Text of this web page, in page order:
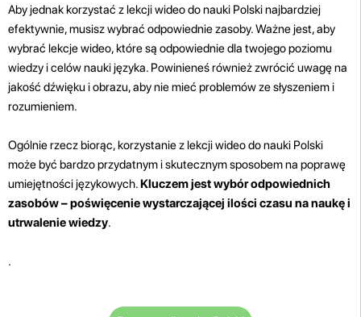
Aby jednak korzystać z lekcji wideo do nauki Polski najbardziej
efektywnie, musisz wybrać odpowiednie zasoby. Ważne jest, aby
wybrać lekcje wideo, które są odpowiednie dla twojego poziomu
wiedzy i celów nauki języka. Powinieneś również zwrócić uwagę na
jakość dźwięku i obrazu, aby nie mieć problemów ze słyszeniem i
rozumieniem.
Ogólnie rzecz biorąc, korzystanie z lekcji wideo do nauki Polski
może być bardzo przydatnym i skutecznym sposobem na poprawę
umiejętności językowych.Kluczem jest wybór odpowiednich
zasobów – poświęcenie wystarczającej ilości czasu na naukę i
utrwalenie wiedzy.
.